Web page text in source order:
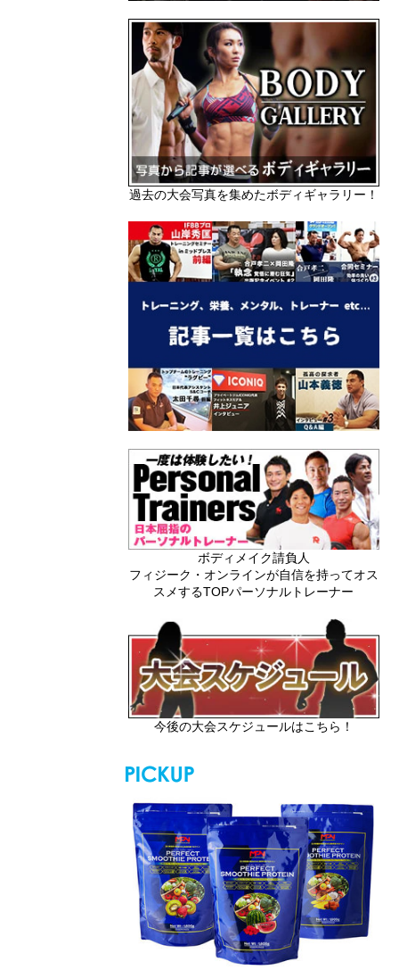
過去の大会写真を集めたボディギャラリー！
ボディメイク請負人
フィジーク・オンラインが自信を持ってオス
スメするTOPパーソナルトレーナー
今後の大会スケジュールはこちら！